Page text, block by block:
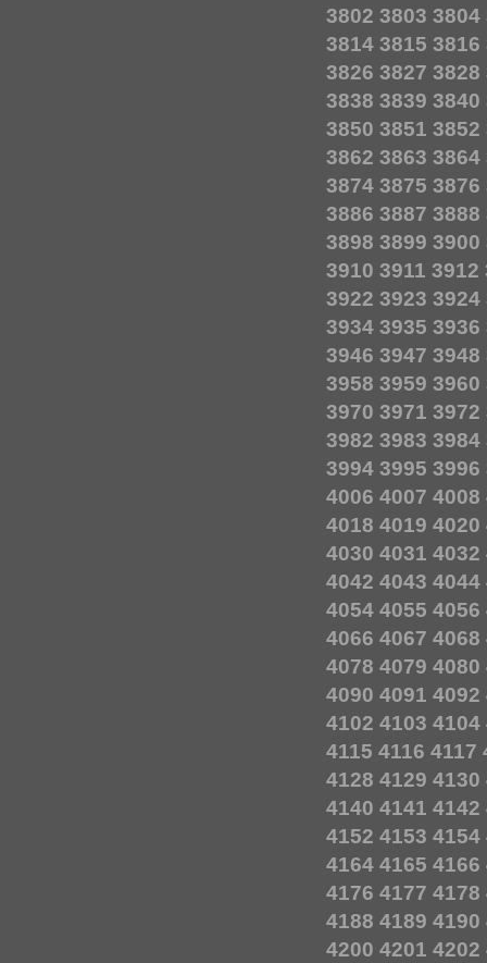
3802 3803 3804
3814 3815 3816
3826 3827 3828
3838 3839 3840
3850 3851 3852
3862 3863 3864
3874 3875 3876
3886 3887 3888
3898 3899 3900
3910 3911 3912
3922 3923 3924
3934 3935 3936
3946 3947 3948
3958 3959 3960
3970 3971 3972
3982 3983 3984
3994 3995 3996
4006 4007 4008
4018 4019 4020
4030 4031 4032
4042 4043 4044
4054 4055 4056
4066 4067 4068
4078 4079 4080
4090 4091 4092
4102 4103 4104
4115 4116 4117
4128 4129 4130
4140 4141 4142
4152 4153 4154
4164 4165 4166
4176 4177 4178
4188 4189 4190
4200 4201 4202